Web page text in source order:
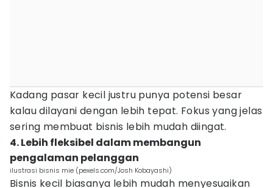
Kadang pasar kecil justru punya potensi besar
kalau dilayani dengan lebih tepat. Fokus yang jelas
sering membuat bisnis lebih mudah diingat.
4. Lebih fleksibel dalam membangun
pengalaman pelanggan
ilustrasi bisnis mie (pexels.com/Josh Kobayashi)
Bisnis kecil biasanya lebih mudah menyesuaikan